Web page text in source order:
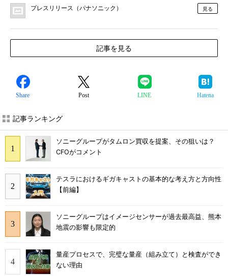
プレスリリース（パナソニック） 見る
記事を見る
Share Post LINE Hatena
記事ランキング
ソニーグループがタムロン買収を提案、その狙いは？
CFOがコメント
テスラにおけるギガキャストの基本的な考え方と方向性
【前編】
ソニーグループはイメージセンサーが過去最高益、熊本
地震の影響も限定的
量産プロセスで、完璧な量産（組み立て）と検査ができ
ない理由